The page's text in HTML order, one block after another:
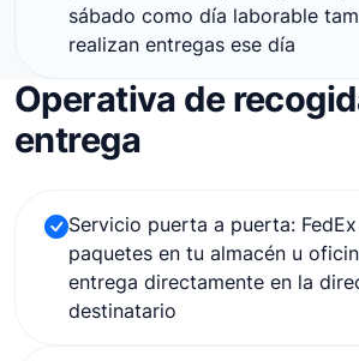
sábado como día laborable
realizan entregas ese día
Operativa de
entrega
Servicio puerta a puerta:
paquetes en tu almacén u
entrega directamente en la
destinatario